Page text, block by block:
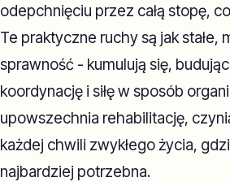
odepchnięciu przez całą stopę,
Te praktyczne ruchy są jak stałe,
sprawność - kumulują się,
koordynację i siłę w sposób
upowszechnia rehabilitację,
każdej chwili zwykłego życia,
najbardziej potrzebna.